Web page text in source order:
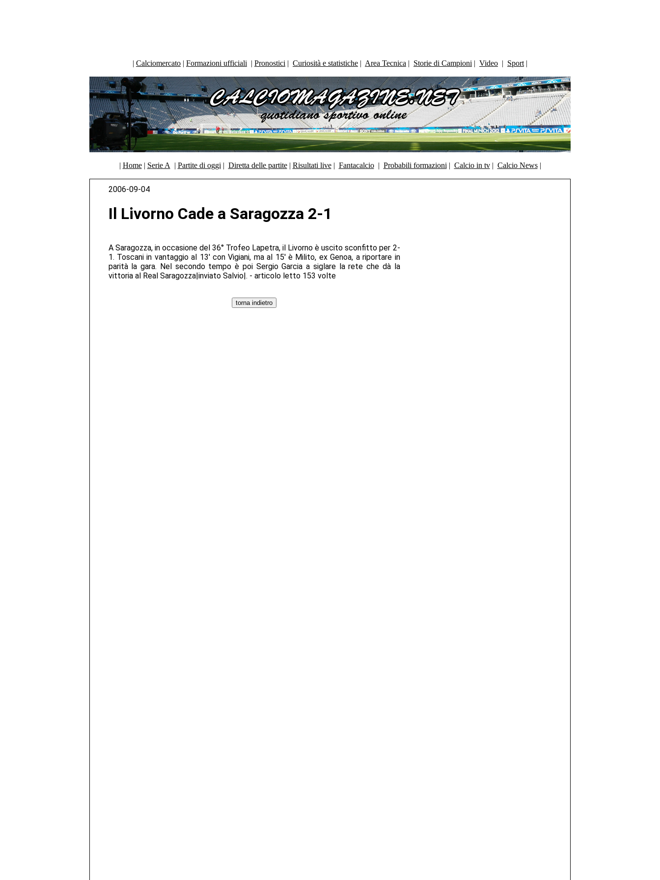
| Calciomercato | Formazioni ufficiali | Pronostici | Curiosità e statistiche | Area Tecnica | Storie di Campioni | Video | Sport |
| Home| Serie A | Partite di oggi | Diretta delle partite| Risultati live| Fantacalcio| Probabili formazioni | Calcio in tv| Calcio News|
2006-09-04
Il Livorno Cade a Saragozza 2-1
A Saragozza, in occasione del 36° Trofeo Lapetra, il Livorno è uscito sconfitto per 2-
1. Toscani in vantaggio al 13' con Vigiani, ma al 15' è Milito, ex Genoa, a riportare in
parità la gara. Nel secondo tempo è poi Sergio Garcia a siglare la rete che dà la
vittoria al Real Saragozza|inviato Salvio|. - articolo letto 153 volte